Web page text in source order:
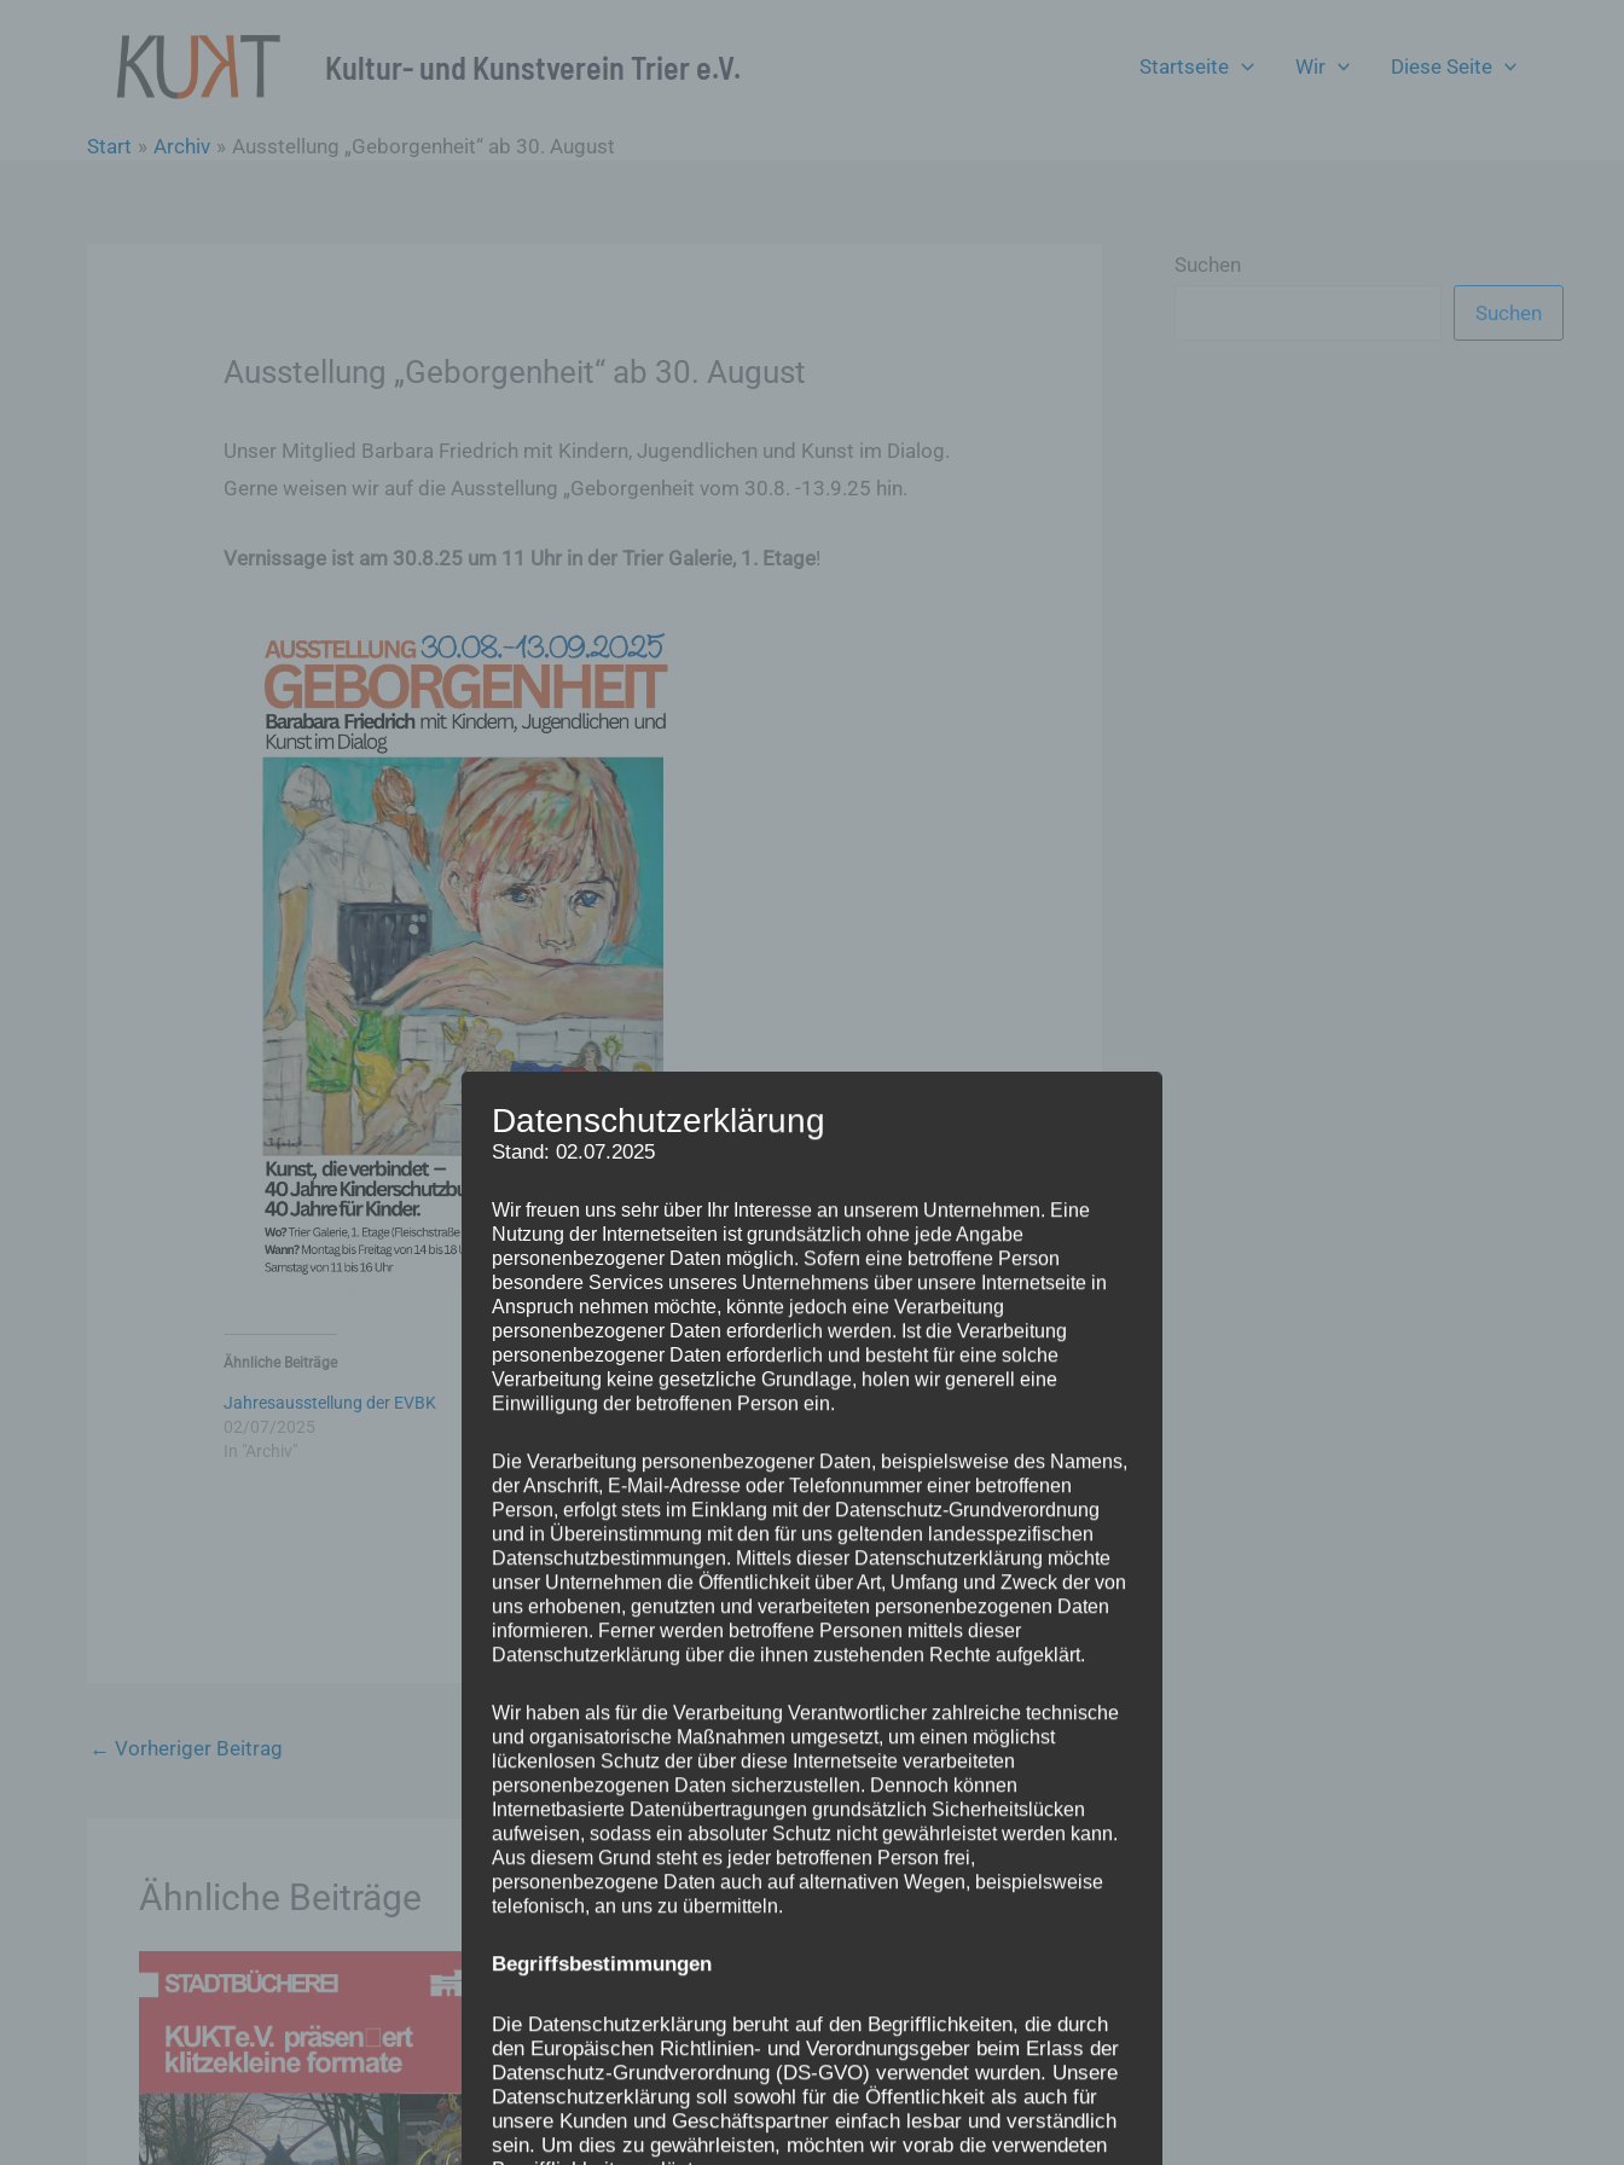
Kultur- und Kunstverein Trier e.V. Startseite Wir Diese Seite
Start Archiv Ausstellung „Geborgenheit“ ab 30. August
Ausstellung „Geborgenheit“ ab 30. August
Unser Mitglied Barbara Friedrich mit Kindern, Jugendlichen und Kunst im Dialog.
Gerne weisen wir auf die Ausstellung „Geborgenheit vom 30.8. -13.9.25 hin.
Vernissage ist am 30.8.25 um 11 Uhr in der Trier Galerie, 1. Etage!
Ähnliche Beiträge
Jahresausstellung der EVBK
02/07/2025
In "Archiv"
Radiobeitrag zur Ausstellung
von Nicole Mertes auf der
Beitragsseite!
24/08/2025
In "Archiv"
Jahresausstellung Beda
In "Archiv"
← Vorheriger Beitrag Nächster Beitrag
Ähnliche Beiträge
Suchen
Suchen
Datenschutzerklärung
Stand: 02.07.2025
Wir freuen uns sehr über Ihr Interesse an unserem Unternehmen. Eine
Nutzung der Internetseiten ist grundsätzlich ohne jede Angabe
personenbezogener Daten möglich. Sofern eine betroffene Person
besondere Services unseres Unternehmens über unsere Internetseite in
Anspruch nehmen möchte, könnte jedoch eine Verarbeitung
personenbezogener Daten erforderlich werden. Ist die Verarbeitung
personenbezogener Daten erforderlich und besteht für eine solche
Verarbeitung keine gesetzliche Grundlage, holen wir generell eine
Einwilligung der betroffenen Person ein.
Die Verarbeitung personenbezogener Daten, beispielsweise des Namens,
der Anschrift, E-Mail-Adresse oder Telefonnummer einer betroffenen
Person, erfolgt stets im Einklang mit der Datenschutz-Grundverordnung
und in Übereinstimmung mit den für uns geltenden landesspezifischen
Datenschutzbestimmungen. Mittels dieser Datenschutzerklärung möchte
unser Unternehmen die Öffentlichkeit über Art, Umfang und Zweck der von
uns erhobenen, genutzten und verarbeiteten personenbezogenen Daten
informieren. Ferner werden betroffene Personen mittels dieser
Datenschutzerklärung über die ihnen zustehenden Rechte aufgeklärt.
Wir haben als für die Verarbeitung Verantwortlicher zahlreiche technische
und organisatorische Maßnahmen umgesetzt, um einen möglichst
lückenlosen Schutz der über diese Internetseite verarbeiteten
personenbezogenen Daten sicherzustellen. Dennoch können
Internetbasierte Datenübertragungen grundsätzlich Sicherheitslücken
aufweisen, sodass ein absoluter Schutz nicht gewährleistet werden kann.
Aus diesem Grund steht es jeder betroffenen Person frei,
personenbezogene Daten auch auf alternativen Wegen, beispielsweise
telefonisch, an uns zu übermitteln.
Begriffsbestimmungen
Die Datenschutzerklärung beruht auf den Begrifflichkeiten, die durch
den Europäischen Richtlinien- und Verordnungsgeber beim Erlass der
Datenschutz-Grundverordnung (DS-GVO) verwendet wurden. Unsere
Datenschutzerklärung soll sowohl für die Öffentlichkeit als auch für
unsere Kunden und Geschäftspartner einfach lesbar und verständlich
sein. Um dies zu gewährleisten, möchten wir vorab die verwendeten